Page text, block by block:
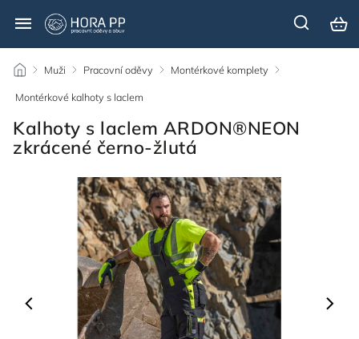
/ Muži / Pracovní oděvy / Montérkové komplety /
Montérkové kalhoty s laclem
Kalhoty s laclem ARDON®NEON
zkrácené černo-žlutá